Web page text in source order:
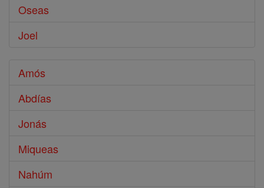
Oseas
Joel
Amós
Abdías
Jonás
Miqueas
Nahúm